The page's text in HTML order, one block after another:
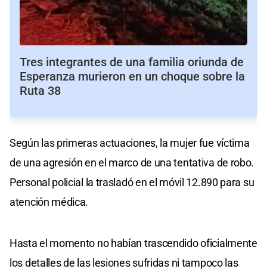
Tres integrantes de una familia oriunda de
Esperanza murieron en un choque sobre la
Ruta 38
Según las primeras actuaciones, la mujer fue víctima
de una agresión en el marco de una tentativa de robo.
Personal policial la trasladó en el móvil 12.890 para su
atención médica.
Hasta el momento no habían trascendido oficialmente
los detalles de las lesiones sufridas ni tampoco las